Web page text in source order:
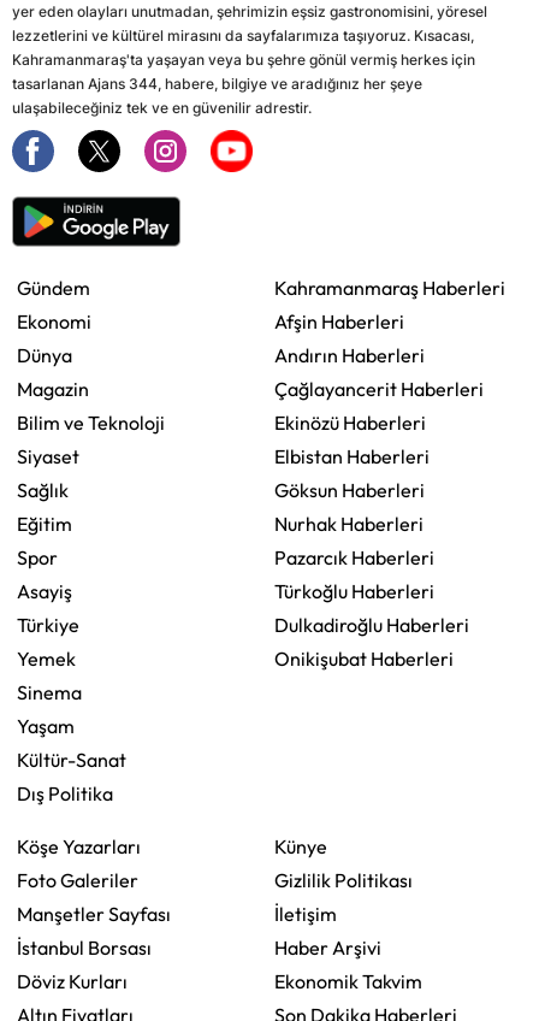
yer eden olayları unutmadan, şehrimizin eşsiz gastronomisini, yöresel
lezzetlerini ve kültürel mirasını da sayfalarımıza taşıyoruz. Kısacası,
Kahramanmaraş'ta yaşayan veya bu şehre gönül vermiş herkes için
tasarlanan Ajans 344, habere, bilgiye ve aradığınız her şeye
ulaşabileceğiniz tek ve en güvenilir adrestir.
Gündem
Ekonomi
Dünya
Magazin
Bilim ve Teknoloji
Siyaset
Sağlık
Eğitim
Spor
Asayiş
Türkiye
Yemek
Sinema
Yaşam
Kültür-Sanat
Dış Politika
Kahramanmaraş Haberleri
Afşin Haberleri
Andırın Haberleri
Çağlayancerit Haberleri
Ekinözü Haberleri
Elbistan Haberleri
Göksun Haberleri
Nurhak Haberleri
Pazarcık Haberleri
Türkoğlu Haberleri
Dulkadiroğlu Haberleri
Onikişubat Haberleri
Köşe Yazarları
Foto Galeriler
Manşetler Sayfası
İstanbul Borsası
Döviz Kurları
Altın Fiyatları
Künye
Gizlilik Politikası
İletişim
Haber Arşivi
Ekonomik Takvim
Son Dakika Haberleri